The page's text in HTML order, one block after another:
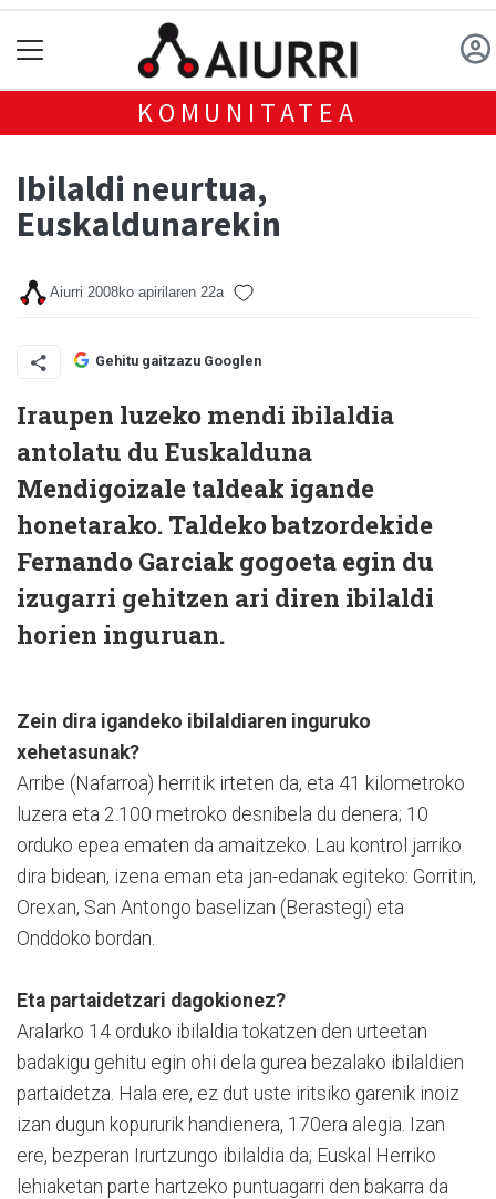
KOMUNITATEA
Ibilaldi neurtua,
Euskaldunarekin
Aiurri 2008ko apirilaren 22a
Gehitu gaitzazu Googlen
Iraupen luzeko mendi ibilaldia
antolatu du Euskalduna
Mendigoizale taldeak igande
honetarako. Taldeko batzordekide
Fernando Garciak gogoeta egin du
izugarri gehitzen ari diren ibilaldi
horien inguruan.
Zein dira igandeko ibilaldiaren inguruko
xehetasunak?
Arribe (Nafarroa) herritik irteten da, eta 41 kilometroko
luzera eta 2.100 metroko desnibela du denera; 10
orduko epea ematen da amaitzeko. Lau kontrol jarriko
dira bidean, izena eman eta jan-edanak egiteko: Gorritin,
Orexan, San Antongo baselizan (Berastegi) eta
Onddoko bordan.
Eta partaidetzari dagokionez?
Aralarko 14 orduko ibilaldia tokatzen den urteetan
badakigu gehitu egin ohi dela gurea bezalako ibilaldien
partaidetza. Hala ere, ez dut uste iritsiko garenik inoiz
izan dugun kopururik handienera, 170era alegia. Izan
ere, bezperan Irurtzungo ibilaldia da; Euskal Herriko
lehiaketan parte hartzeko puntuagarri den bakarra da